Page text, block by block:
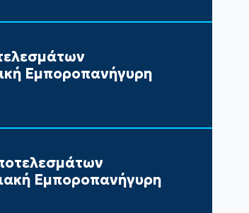
Εμποροπανήγυρη
Εμποροπανήγυρη